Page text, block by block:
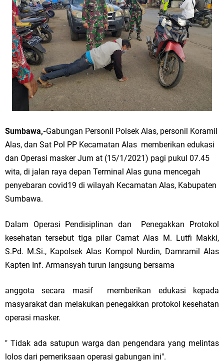
Sumbawa,-Gabungan Personil Polsek Alas, personil Koramil
Alas, dan Sat Pol PP Kecamatan Alas memberikan edukasi
dan Operasi masker Jum at (15/1/2021) pagi pukul 07.45
wita, di jalan raya depan Terminal Alas guna mencegah
penyebaran covid19 di wilayah Kecamatan Alas, Kabupaten
Sumbawa.
Dalam Operasi Pendisiplinan dan Penegakkan Protokol
kesehatan tersebut tiga pilar Camat Alas M. Lutfi Makki,
S.Pd. M.Si., Kapolsek Alas Kompol Nurdin, Damramil Alas
Kapten Inf. Armansyah turun langsung bersama
anggota secara masif memberikan edukasi kepada
masyarakat dan melakukan penegakkan protokol kesehatan
operasi masker.
" Tidak ada satupun warga dan pengendara yang melintas
lolos dari pemeriksaan operasi gabungan ini".